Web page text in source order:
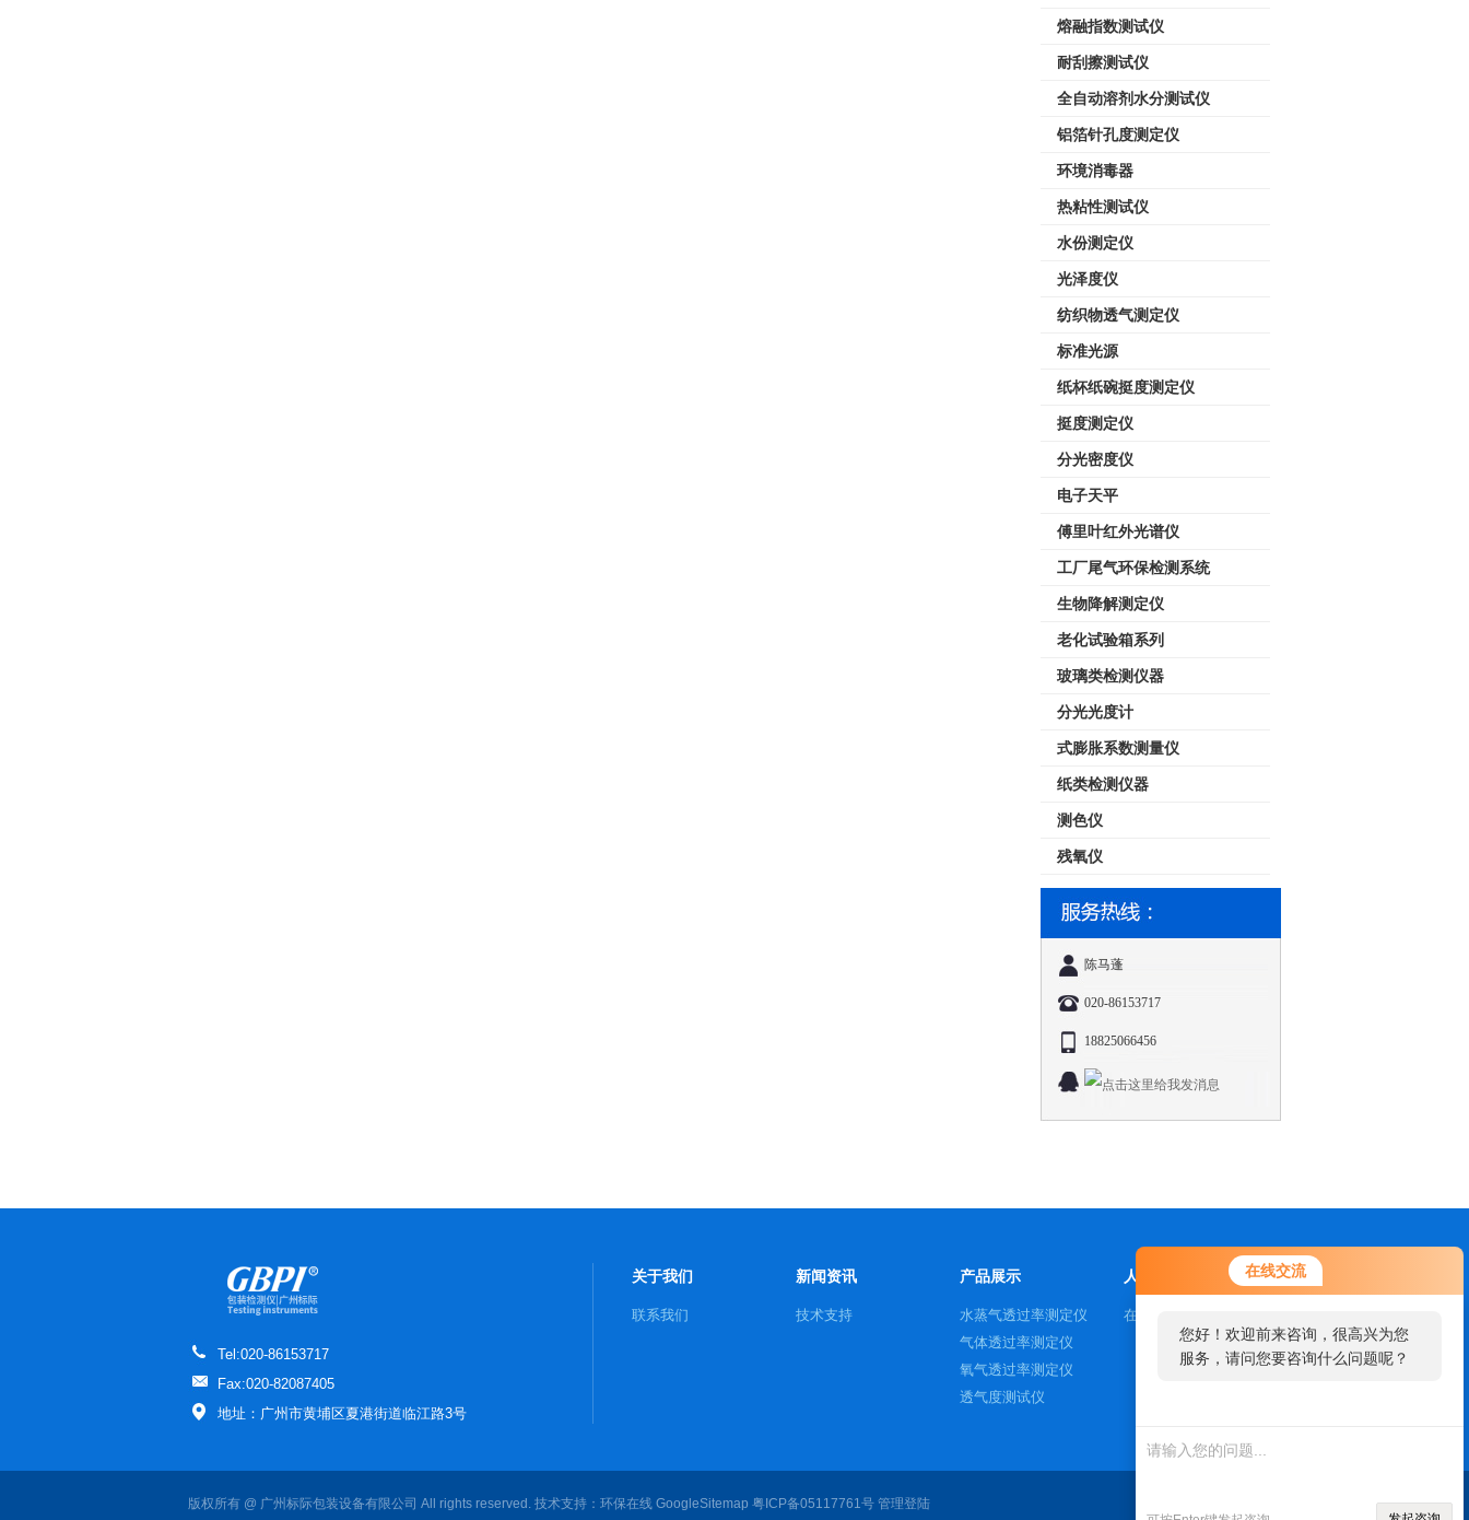
在线交流
您好！欢迎前来咨询，很高兴为您
服务，请问您要咨询什么问题呢？
熔融指数测试仪
耐刮擦测试仪
全自动溶剂水分测试仪
铝箔针孔度测定仪
环境消毒器
热粘性测试仪
水份测定仪
光泽度仪
纺织物透气测定仪
标准光源
纸杯纸碗挺度测定仪
挺度测定仪
分光密度仪
电子天平
傅里叶红外光谱仪
工厂尾气环保检测系统
生物降解测定仪
老化试验箱系列
玻璃类检测仪器
分光光度计
式膨胀系数测量仪
纸类检测仪器
测色仪
残氧仪
陈马蓬
020-86153717
18825066456
Tel:020-86153717
Fax:020-82087405
地址：广州市黄埔区夏港街道临江路3号
关于我们
联系我们
新闻资讯
技术支持
产品展示
水蒸气透过率测定仪
气体透过率测定仪
氧气透过率测定仪
透气度测试仪
人才招聘
在线咨询
版权所有 @ 广州标际包装设备有限公司 All rights reserved. 技术支持： 环保在线 GoogleSitemap 粤ICP备05117761号 管理登陆